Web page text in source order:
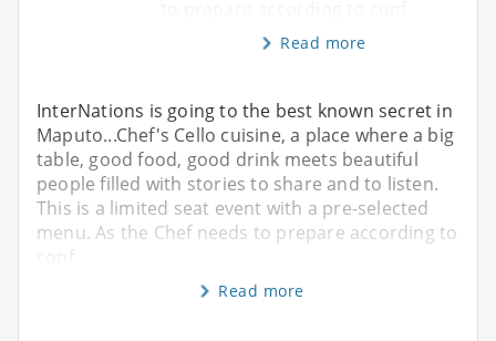
Read more
InterNations is going to the best known secret in
Maputo...Chef's Cello cuisine, a place where a big
table, good food, good drink meets beautiful
people filled with stories to share and to listen.
This is a limited seat event with a pre-selected
menu. As the Chef needs to prepare according to
conf
Read more